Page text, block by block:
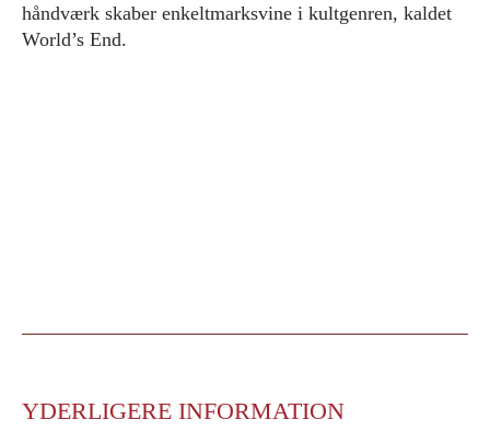
håndværk skaber enkeltmarksvine i kultgenren, kaldet
World’s End.
YDERLIGERE INFORMATION